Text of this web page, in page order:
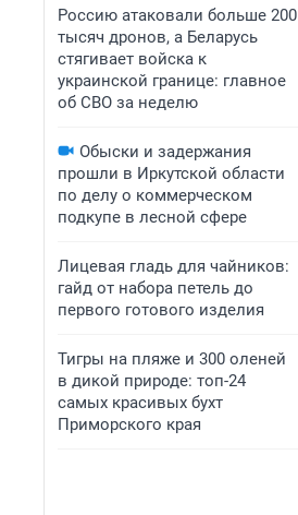
Россию атаковали больше 200
тысяч дронов, а Беларусь
стягивает войска к
украинской границе: главное
об СВО за неделю
Обыски и задержания
прошли в Иркутской области
по делу о коммерческом
подкупе в лесной сфере
Лицевая гладь для чайников:
гайд от набора петель до
первого готового изделия
Тигры на пляже и 300 оленей
в дикой природе: топ-24
самых красивых бухт
Приморского края